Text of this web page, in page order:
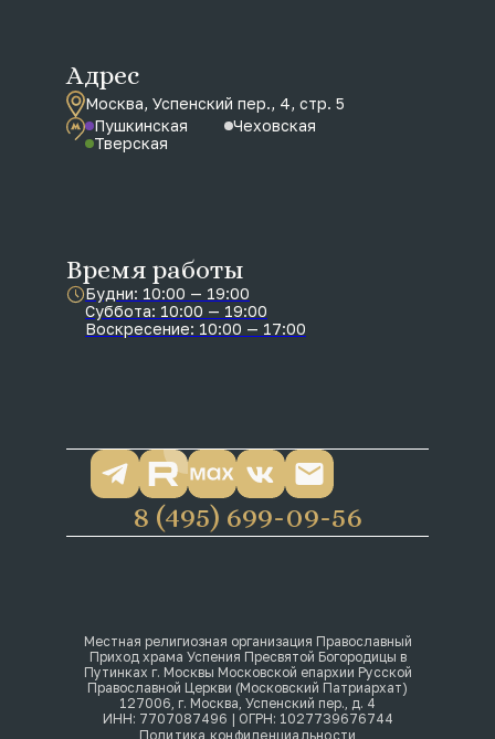
Местная религиозная организация Православный
Приход храма Успения Пресвятой Богородицы в
Путинках г. Москвы Московской епархии Русской
Православной Церкви (Московский Патриархат)
127006, г. Москва, Успенский пер., д. 4
ИНН: 7707087496 | ОГРН: 1027739676744
Политика конфиденциальности
8 (495) 699-09-56
Адрес
Москва, Успенский пер., 4, стр. 5
Пушкинская
Чеховская
Тверская
Время работы
Будни: 10:00 — 19:00
Суббота: 10:00 — 19:00
Воскресение: 10:00 — 17:00